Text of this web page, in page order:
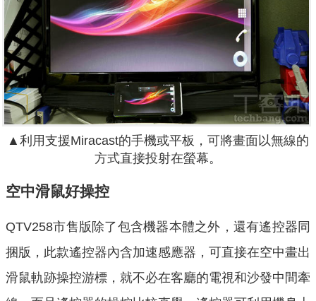
▲利用支援Miracast的手機或平板，可將畫面以無線的
方式直接投射在螢幕。
空中滑鼠好操控
QTV258市售版除了包含機器本體之外，還有遙控器同
捆版，此款遙控器內含加速感應器，可直接在空中畫出
滑鼠軌跡操控游標，就不必在客廳的電視和沙發中間牽